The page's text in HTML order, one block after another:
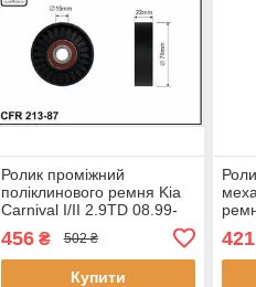
Ролик проміжний
поліклинового ремня Kіа
Carnival I/II 2.9TD 08.99-
CAFFARO
456₴ 502 ₴
Купити
2.0
421